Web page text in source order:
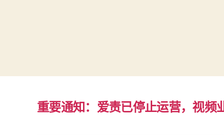
重要通知：爱责已停止运营，视频